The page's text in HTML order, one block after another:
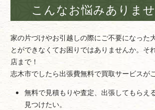
こんなお悩みありま
家の片づけやお引越しの際にご不要になった
とができなくてお困りではありませんか。そ
店まで！
志木市でしたら出張費無料で買取サービスが
無料で見積もりや査定、出張してもらえ
見つけたい。